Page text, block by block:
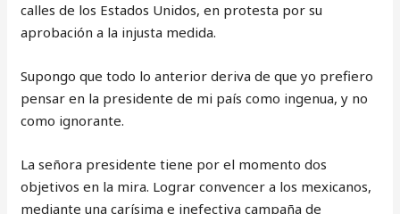
calles de los Estados Unidos, en protesta por su
aprobación a la injusta medida.
Supongo que todo lo anterior deriva de que yo prefiero
pensar en la presidente de mi país como ingenua, y no
como ignorante.
La señora presidente tiene por el momento dos
objetivos en la mira. Lograr convencer a los mexicanos,
mediante una carísima e inefectiva campaña de